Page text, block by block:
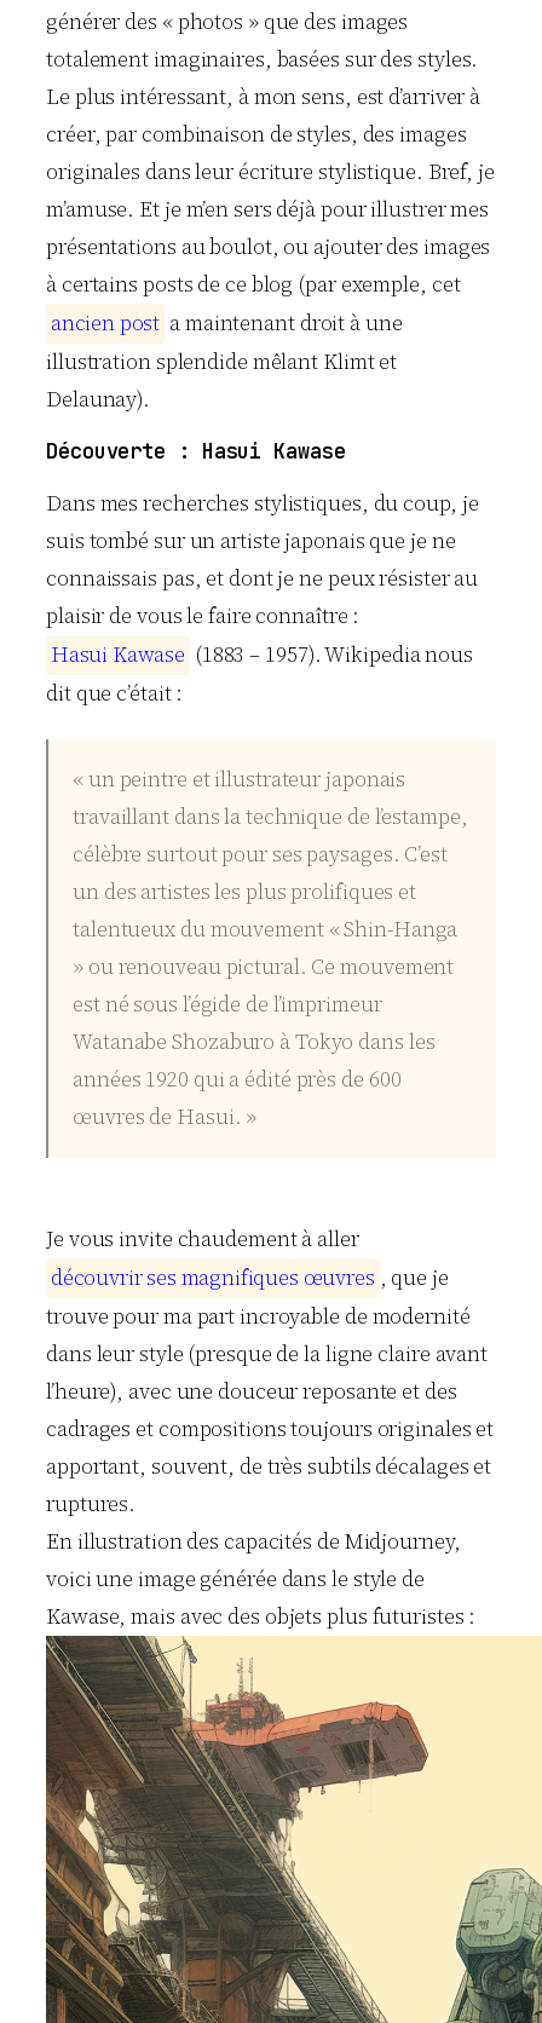
générer des « photos » que des images
totalement imaginaires, basées sur des styles.
Le plus intéressant, à mon sens, est d’arriver à
créer, par combinaison de styles, des images
originales dans leur écriture stylistique. Bref, je
m’amuse. Et je m’en sers déjà pour illustrer mes
présentations au boulot, ou ajouter des images
à certains posts de ce blog (par exemple, cet
ancienpost a maintenant droit à une
illustration splendide mêlant Klimt et
Delaunay).
Découverte : Hasui Kawase
Dans mes recherches stylistiques, du coup, je
suis tombé sur un artiste japonais que je ne
connaissais pas, et dont je ne peux résister au
plaisir de vous le faire connaître :
Hasui Kawase (1883 – 1957). Wikipedia nous
dit que c’était :
« un peintre et illustrateur japonais
travaillant dans la technique de l’estampe,
célèbre surtout pour ses paysages. C’est
un des artistes les plus prolifiques et
talentueux du mouvement « Shin-Hanga
» ou renouveau pictural. Ce mouvement
est né sous l’égide de l’imprimeur
Watanabe Shozaburo à Tokyo dans les
années 1920 qui a édité près de 600
œuvres de Hasui. »
Je vous invite chaudement à aller
découvrirses magnifiques œuvres , que je
trouve pour ma part incroyable de modernité
dans leur style (presque de la ligne claire avant
l’heure), avec une douceur reposante et des
cadrages et compositions toujours originales et
apportant, souvent, de très subtils décalages et
ruptures.
En illustration des capacités de Midjourney,
voici une image générée dans le style de
Kawase, mais avec des objets plus futuristes :